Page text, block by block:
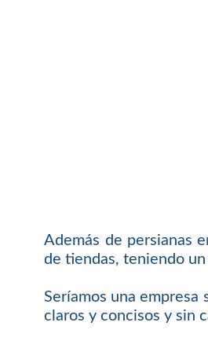
Además de persianas
de tiendas, teniendo
Seríamos una
claros y concisos y sin